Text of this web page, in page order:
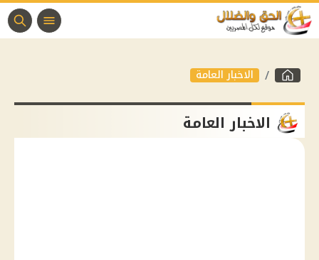
الاخبار العامة
الاخبار العامة